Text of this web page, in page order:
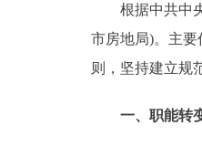
政民互动
根据中共中央
市房地局)。主
则，坚持建立规
一、职能转